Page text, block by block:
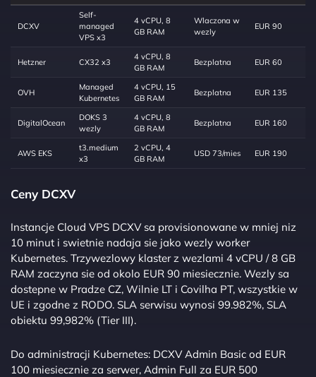
DCXV
Self-
managed
VPS x3
4 vCPU, 8
GB RAM
Wlaczona w
wezly
EUR 90
Hetzner CX32 x3
4 vCPU, 8
GB RAM
Bezplatna EUR 60
OVH
Managed
Kubernetes
4 vCPU, 15
GB RAM
Bezplatna EUR 135
DigitalOcean
DOKS 3
wezly
4 vCPU, 8
GB RAM
Bezplatna EUR 160
AWS EKS
t3.medium
x3
2 vCPU, 4
GB RAM
USD 73/mies EUR 190
Ceny DCXV
Instancje Cloud VPS DCXV sa provisionowane w mniej niz
10 minut i swietnie nadaja sie jako wezly worker
Kubernetes. Trzywezlowy klaster z wezlami 4 vCPU / 8 GB
RAM zaczyna sie od okolo EUR 90 miesiecznie. Wezly sa
dostepne w Pradze CZ, Wilnie LT i Covilha PT, wszystkie w
UE i zgodne z RODO. SLA serwisu wynosi 99.982%, SLA
obiektu 99,982% (Tier III).
Do administracji Kubernetes: DCXV Admin Basic od EUR
100 miesiecznie za serwer, Admin Full za EUR 500